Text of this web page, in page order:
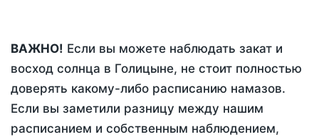
ВАЖНО! Если вы можете наблюдать закат и
восход солнца в Голицыне, не стоит полностью
доверять какому-либо расписанию намазов.
Если вы заметили разницу между нашим
расписанием и собственным наблюдением,